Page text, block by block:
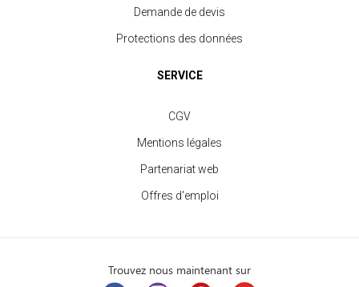
Demande de devis
Protections des données
SERVICE
CGV
Mentions légales
Partenariat web
Offres d'emploi
Trouvez nous maintenant sur